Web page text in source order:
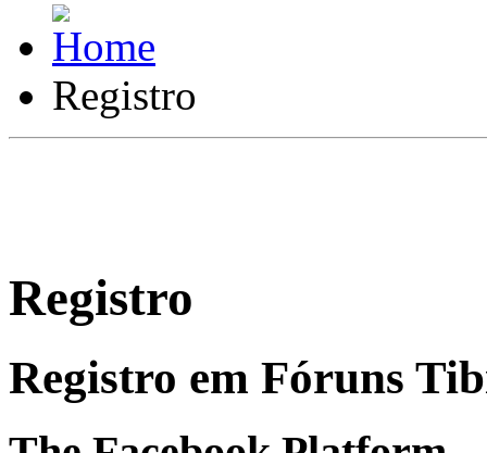
Registro
Registro
Registro em Fóruns